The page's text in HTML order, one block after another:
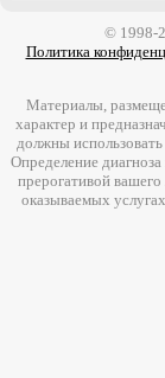
© 1998-
Политика
Материалы,
характер и
должны
Определение
прерогативой
оказываемых